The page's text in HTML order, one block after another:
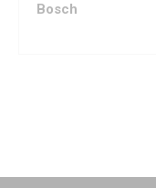
Bosch